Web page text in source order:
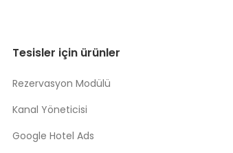
Tesisler için ürünler
Rezervasyon Modülü
Kanal Yöneticisi
Google Hotel Ads